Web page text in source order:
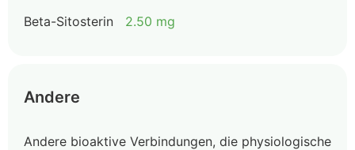
Beta-Sitosterin 2.50 mg
Andere
Andere bioaktive Verbindungen, die physiologische